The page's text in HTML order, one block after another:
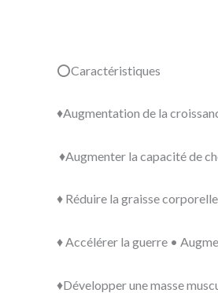
⭕Caractéristiques
♦️Augmentation de la
♦️Augmenter la capacité de
♦️ Réduire la graisse corporelle
♦️ Accélérer la guerre •
♦️Développer une masse